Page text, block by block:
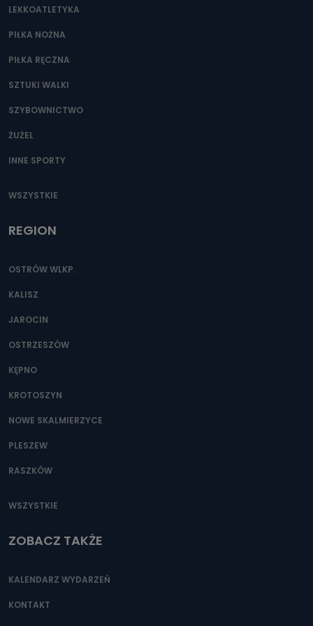
Przetwarzane kategorie Państwa danych osobowych to
zostały przekazane w Państwa imieniu) lub dane osobowe,
które zostały zebrane ze źródeł publicznie dostępnych, w
kontaktowy, adres korespondencyjny. Odbiorcą Pastwa
oraz partnerzy wspomagający administratora w jego
biznesowej działalności.
Jak skontaktować się z inspektorem
danych osobowych?
Można to zrobić pod numerem telefonu 62 735-51-05 lub
e-mailowo pod adresem: poczta@tvproart.pl
LEKKOATLETYKA
PIŁKA NOŻNA
PIŁKA RĘCZNA
SZTUKI WALKI
SZYBOWNICTWO
ŻUŻEL
INNE SPORTY
WSZYSTKIE
REGION
OSTRÓW WLKP.
KALISZ
JAROCIN
OSTRZESZÓW
KĘPNO
KROTOSZYN
NOWE SKALMIERZYCE
PLESZEW
RASZKÓW
WSZYSTKIE
ZOBACZ TAKŻE
KALENDARZ WYDARZEŃ
KONTAKT